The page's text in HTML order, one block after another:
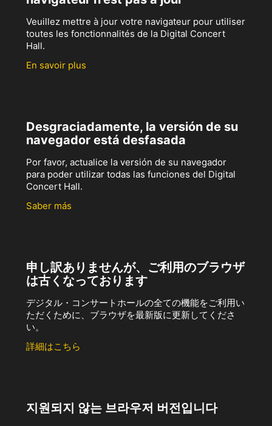
Veuillez mettre à jour votre navigateur pour utiliser
toutes les fonctionnalités de la Digital Concert
Hall.
En savoir plus
Desgraciadamente, la versión de su
navegador está desfasada
Por favor, actualice la versión de su navegador
para poder utilizar todas las funciones del Digital
Concert Hall.
Saber más
申し訳ありませんが、ご利用のブラウザ
は古くなっております
デジタル・コンサートホールの全ての機能をご利用い
ただくために、ブラウザを最新版に更新してくださ
い。
詳細はこちら
지원되지 않는 브라우저 버전입니다